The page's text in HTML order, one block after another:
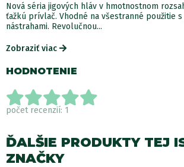
Nová séria jigových hláv v hmotnostnom
ťažkú prívlač. Vhodné na všestranné použitie
nástrahami. Revolučnou...
Zobraziť viac
HODNOTENIE
počet recenzií: 1
ĎALŠIE PRODUKTY TEJ
ZNAČKY